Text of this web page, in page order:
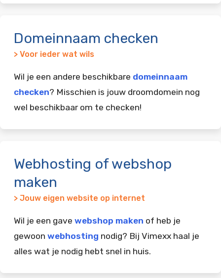
Domeinnaam checken
> Voor ieder wat wils
Wil je een andere beschikbare domeinnaam
checken? Misschien is jouw droomdomein nog
wel beschikbaar om te checken!
Webhosting of webshop
maken
> Jouw eigen website op internet
Wil je een gave webshop maken of heb je
gewoon webhosting nodig? Bij Vimexx haal je
alles wat je nodig hebt snel in huis.